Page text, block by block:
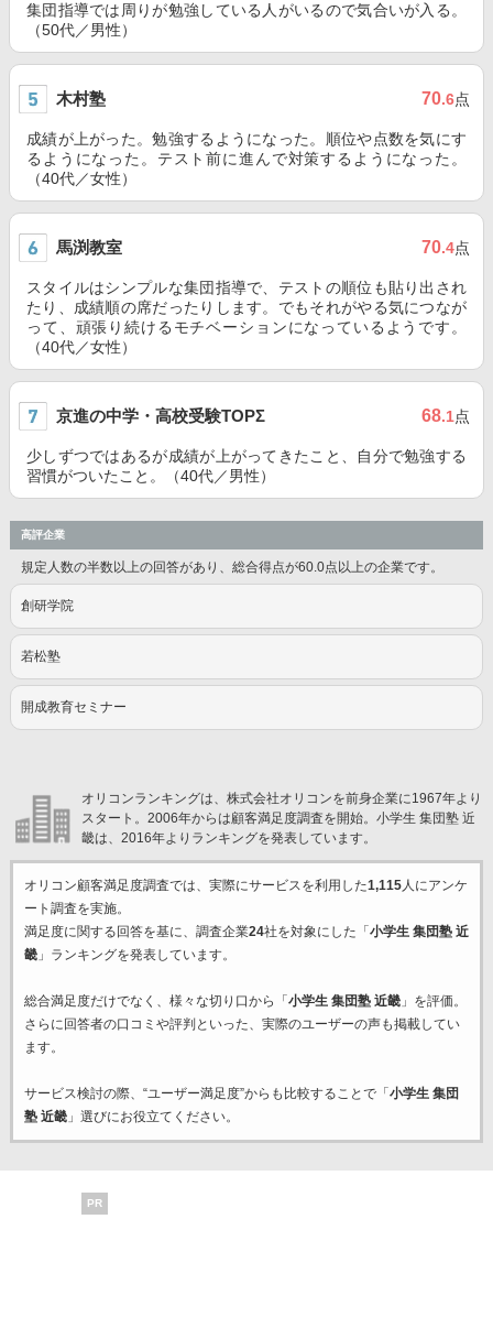
集団指導では周りが勉強している人がいるので気合いが入る。
（50代／男性）
木村塾 70.6点
成績が上がった。勉強するようになった。順位や点数を気にす
るようになった。テスト前に進んで対策するようになった。
（40代／女性）
馬渕教室 70.4点
スタイルはシンプルな集団指導で、テストの順位も貼り出され
たり、成績順の席だったりします。でもそれがやる気につなが
って、頑張り続けるモチベーションになっているようです。
（40代／女性）
京進の中学・高校受験TOPΣ 68.1点
少しずつではあるが成績が上がってきたこと、自分で勉強する
習慣がついたこと。（40代／男性）
高評企業
規定人数の半数以上の回答があり、総合得点が60.0点以上の企業です。
創研学院
若松塾
開成教育セミナー
オリコンランキングは、株式会社オリコンを前身企業に1967年より
スタート。2006年からは顧客満足度調査を開始。小学生 集団塾 近
畿は、2016年よりランキングを発表しています。
オリコン顧客満足度調査では、実際にサービスを利用した1,115人にアンケ
ート調査を実施。
満足度に関する回答を基に、調査企業24社を対象にした「 小学生 集団塾 近
畿」ランキングを発表しています。
総合満足度だけでなく、様々な切り口から「 小学生 集団塾 近畿」を評価。
さらに回答者の口コミや評判といった、実際のユーザーの声も掲載してい
ます。
サービス検討の際、“ユーザー満足度”からも比較することで「 小学生 集団
塾 近畿」選びにお役立てください。
PR